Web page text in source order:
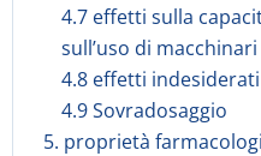
4.7 effetti sulla
sull’uso di macchinari
4.8 effetti indesiderati
4.9 Sovradosaggio
5. proprietà